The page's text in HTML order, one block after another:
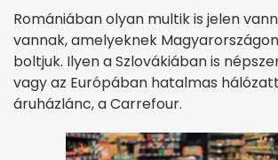
Romániában olyan multik is jelen
vannak, amelyeknek
boltjuk. Ilyen a Szlovákiában is
vagy az Európában hatalmas
áruházlánc, a Carrefour.